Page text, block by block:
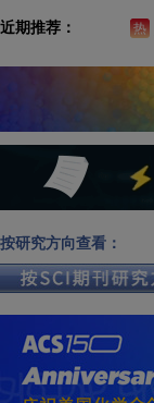
近期推荐： 热
按研究方向查看：